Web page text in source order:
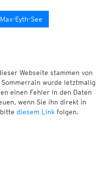
Max-Eyth-See
Webseite stammen von
Sommerrain wurde letztmalig
einen Fehler in den Daten
wenn Sie ihn direkt in
diesem Link folgen.